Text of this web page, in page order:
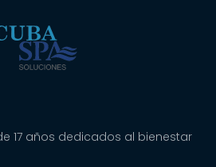
17 años dedicados al bienestar